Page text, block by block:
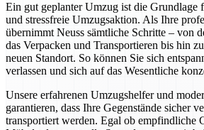
Ein gut geplanter Umzug ist die Grundlage
und stressfreie Umzugsaktion. Als Ihre
übernimmt Neuss sämtliche Schritte – von
das Verpacken und Transportieren bis hin
neuen Standort. So können Sie sich
verlassen und sich auf das Wesentliche
Unsere erfahrenen Umzugshelfer und
garantieren, dass Ihre Gegenstände sicher
transportiert werden. Egal ob empfindliche